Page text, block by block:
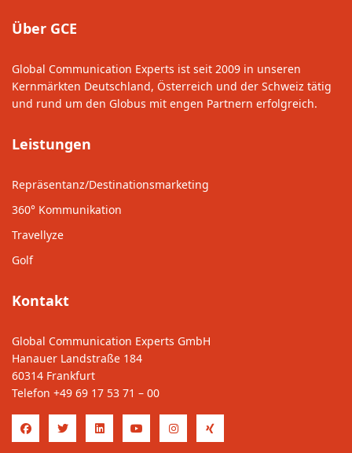
Über GCE
Global Communication Experts ist seit 2009 in unseren
Kernmärkten Deutschland, Österreich und der Schweiz tätig
und rund um den Globus mit engen Partnern erfolgreich.
Leistungen
Repräsentanz/Destinationsmarketing
360° Kommunikation
Travellyze
Golf
Kontakt
Global Communication Experts GmbH
Hanauer Landstraße 184
60314 Frankfurt
Telefon +49 69 17 53 71 – 00